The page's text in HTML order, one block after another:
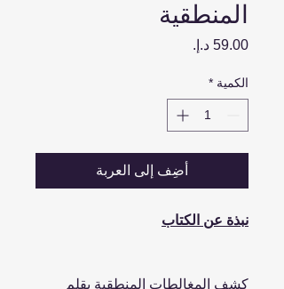
المنطقية
الكمية *
أضِف إلى العربة
نبذة عن الكتاب
كشف المغالطات المنطقية بقلم